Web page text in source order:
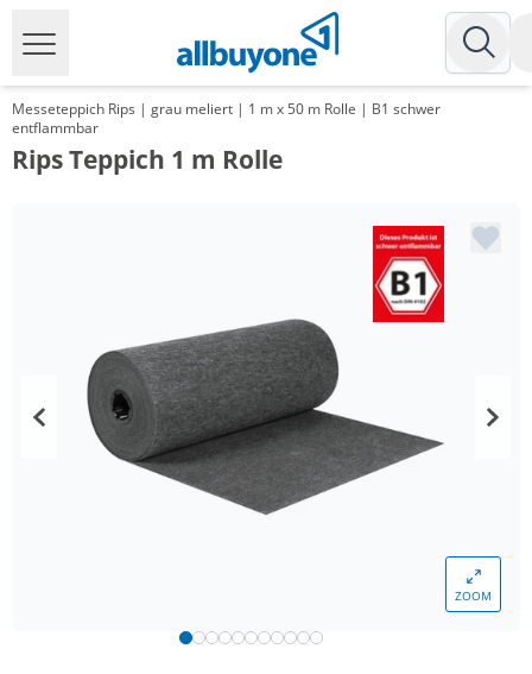
Messeteppich Rips | grau meliert | 1 m x 50 m Rolle | B1 schwer
entflammbar
Rips Teppich 1 m Rolle
ZOOM
166,01 €